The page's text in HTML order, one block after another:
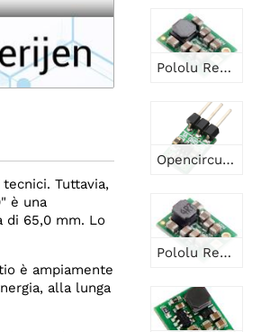
Tuttavia,
è una
di 65,0 mm. Lo
è ampiamente
alla lunga
Pololu Regolatore di tensione step-up/step-down 5V, 1A S13V10F5
Opencircuit Convertitore step-down e step-up da 3,3 V
Pololu Regolatore di tensione step-up/discendente da 5 V, 1,5 A S13V15F5